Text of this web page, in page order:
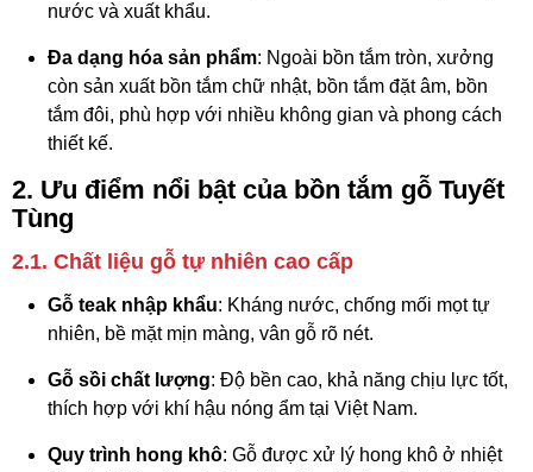
nước và xuất khẩu.
Đa dạng hóa sản phẩm: Ngoài bồn tắm tròn, xưởng
còn sản xuất bồn tắm chữ nhật, bồn tắm đặt âm, bồn
tắm đôi, phù hợp với nhiều không gian và phong cách
thiết kế.
2. Ưu điểm nổi bật của bồn tắm gỗ Tuyết
Tùng
2.1. Chất liệu gỗ tự nhiên cao cấp
Gỗ teak nhập khẩu: Kháng nước, chống mối mọt tự
nhiên, bề mặt mịn màng, vân gỗ rõ nét.
Gỗ sồi chất lượng: Độ bền cao, khả năng chịu lực tốt,
thích hợp với khí hậu nóng ẩm tại Việt Nam.
Quy trình hong khô: Gỗ được xử lý hong khô ở nhiệt